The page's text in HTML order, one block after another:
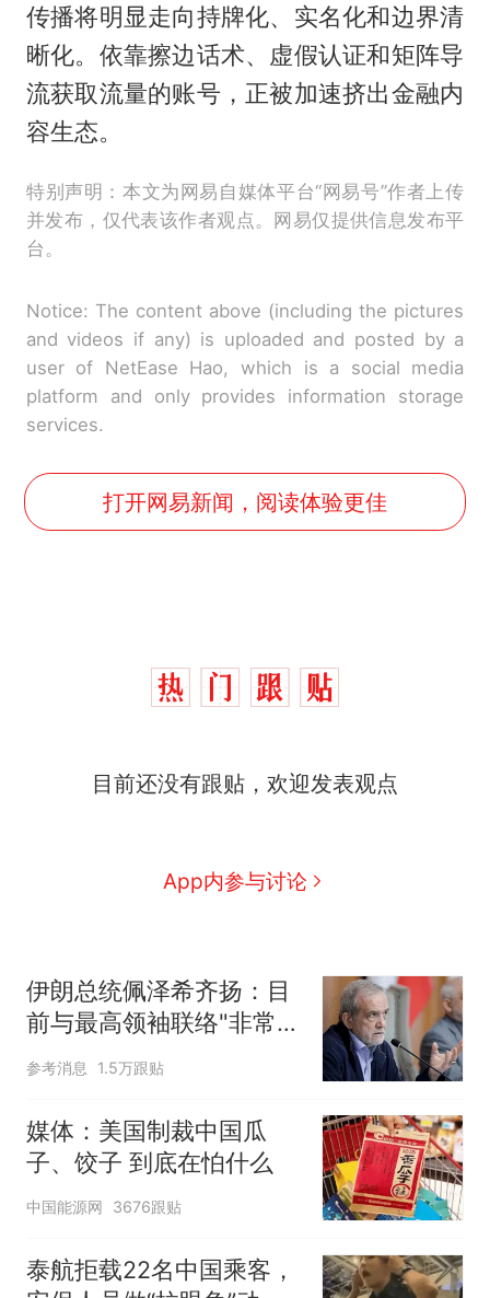
传播将明显走向持牌化、实名化和边界清
晰化。依靠擦边话术、虚假认证和矩阵导
流获取流量的账号，正被加速挤出金融内
容生态。
特别声明：本文为网易自媒体平台“网易号”作者上传
并发布，仅代表该作者观点。网易仅提供信息发布平
台。
Notice: The content above (including the pictures
and videos if any) is uploaded and posted by a
user of NetEase Hao, which is a social media
platform and only provides information storage
services.
打开网易新闻，阅读体验更佳
目前还没有跟贴，欢迎发表观点
App内参与讨论
伊朗总统佩泽希齐扬：目
前与最高领袖联络"非常困
难"
参考消息 1.5万跟贴
媒体：美国制裁中国瓜
子、饺子 到底在怕什么
中国能源网 3676跟贴
泰航拒载22名中国乘客，